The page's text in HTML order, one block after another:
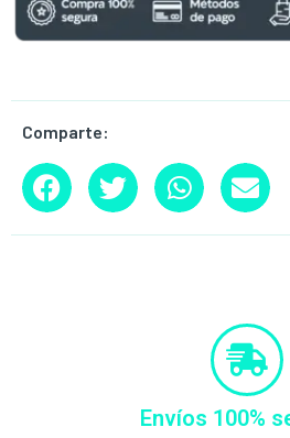
Comparte:
Envíos 100%